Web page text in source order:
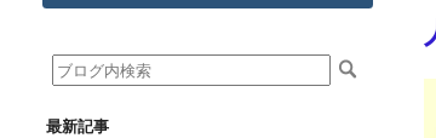
最新記事